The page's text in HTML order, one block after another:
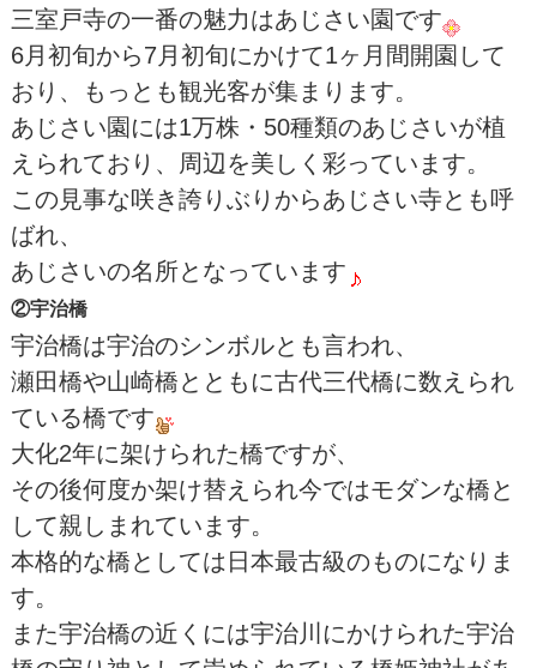
三室戸寺の一番の魅力はあじさい園です
6月初旬から7月初旬にかけて1ヶ月間開園して
おり、もっとも観光客が集まります。
あじさい園には1万株・50種類のあじさいが植
えられており、周辺を美しく彩っています。
この見事な咲き誇りぶりからあじさい寺とも呼
ばれ、
あじさいの名所となっています
②宇治橋
宇治橋は宇治のシンボルとも言われ、
瀬田橋や山崎橋とともに古代三代橋に数えられ
ている橋です
大化2年に架けられた橋ですが、
その後何度か架け替えられ今ではモダンな橋と
して親しまれています。
本格的な橋としては日本最古級のものになりま
す。
また宇治橋の近くには宇治川にかけられた宇治